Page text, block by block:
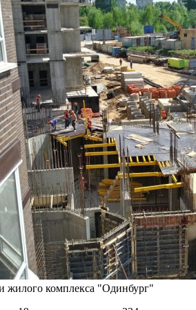
жилого комплекса "Одинбург"